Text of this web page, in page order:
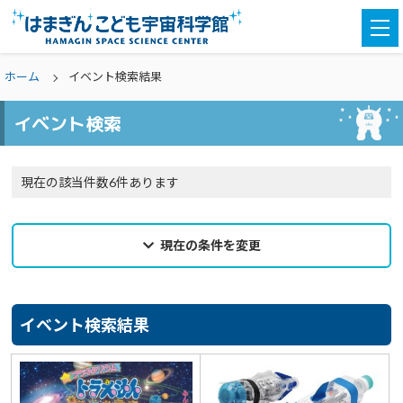
ホーム イベント検索結果
イベント検索
現在の該当件数6件あります
現在の条件を変更
カテゴリ
親子参加 選択なし
イベント検索結果